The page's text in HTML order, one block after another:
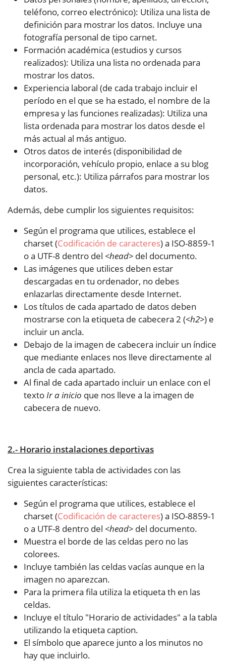
teléfono, correo electrónico): Utiliza una lista de
definición para mostrar los datos. Incluye una
fotografía personal de tipo carnet.
Formación académica (estudios y cursos
realizados): Utiliza una lista no ordenada para
mostrar los datos.
Experiencia laboral (de cada trabajo incluir el
período en el que se ha estado, el nombre de la
empresa y las funciones realizadas): Utiliza una
lista ordenada para mostrar los datos desde el
más actual al más antiguo.
Otros datos de interés (disponibilidad de
incorporación, vehículo propio, enlace a su blog
personal, etc.): Utiliza párrafos para mostrar los
datos.
Además, debe cumplir los siguientes requisitos:
Según el programa que utilices, establece el
charset (Codificación de caracteres) a ISO-8859-1
o a UTF-8 dentro del <head> del documento.
Las imágenes que utilices deben estar
descargadas en tu ordenador, no debes
enlazarlas directamente desde Internet.
Los títulos de cada apartado de datos deben
mostrarse con la etiqueta de cabecera 2 (<h2>) e
incluir un ancla.
Debajo de la imagen de cabecera incluir un índice
que mediante enlaces nos lleve directamente al
ancla de cada apartado.
Al final de cada apartado incluir un enlace con el
textoIr a inicio que nos lleve a la imagen de
cabecera de nuevo.
2.- Horario instalaciones deportivas
Crea la siguiente tabla de actividades con las
siguientes características:
Según el programa que utilices, establece el
charset (Codificación de caracteres) a ISO-8859-1
o a UTF-8 dentro del <head> del documento.
Muestra el borde de las celdas pero no las
colorees.
Incluye también las celdas vacías aunque en la
imagen no aparezcan.
Para la primera fila utiliza la etiqueta th en las
celdas.
Incluye el título "Horario de actividades" a la tabla
utilizando la etiqueta caption.
El símbolo que aparece junto a los minutos no
hay que incluirlo.